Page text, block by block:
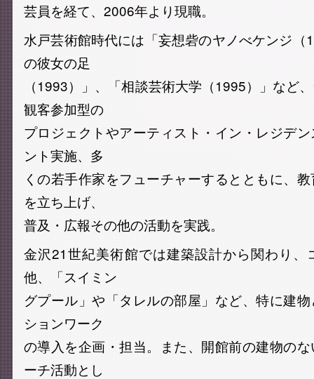
芸員を経て、2006年より現職。
水戸芸術館時代には「妄想砦のヤノべケンジ（
の彼女の足
（1993）」、「相談芸術大学（1995）」など
観客参加型の
プロジェクトやアーティスト・イン・レジデ
ント実施、多
くの若手作家をフューチャーするとともに、
を立ち上げ、
普及・広報その他の活動を実践。
金沢21世紀美術館では建築設計から関わり、
他、「スイミン
グプール」や「タレルの部屋」など、特に建
ションワーク
の導入を企画・担当。また、開館前の建物の
ーチ活動とし